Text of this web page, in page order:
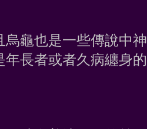
龜也是一些傳說中神
長者或者久病纏身的